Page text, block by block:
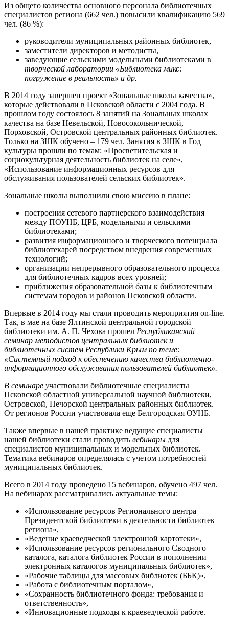
Из общего количества основного персонала библиотечных
специалистов региона (662 чел.) повысили квалификацию 569
чел. (86 %):
руководители муниципальных районных библиотек,
заместители директоров и методисты,
заведующие сельскими модельными библиотеками в
творческой лаборатории «Библиотека микс:
погружение в реальность» и др.
В 2014 году завершен проект «Зональные школы качества»,
которые действовали в Псковской области с 2004 года. В
прошлом году состоялось 8 занятий на Зональных школах
качества на базе Невельской, Новосокольнической,
Порховской, Островской центральных районных библиотек.
Только на ЗШК обучено – 179 чел. Занятия в ЗШК в Год
культуры прошли по темам: «Просветительская и
социокультурная деятельность библиотек на селе»,
«Использование информационных ресурсов для
обслуживания пользователей сельских библиотек».
Зональные школы выполнили свою миссию в плане:
построения сетевого партнерского взаимодействия
между ПОУНБ, ЦРБ, модельными и сельскими
библиотеками;
развития информационного и творческого потенциала
библиотекарей посредством внедрения современных
технологий;
организации непрерывного образовательного процесса
для библиотечных кадров всех уровней;
приближения образовательной базы к библиотечным
системам городов и районов Псковской области.
Впервые в 2014 году мы стали проводить мероприятия on-line.
Так, в мае на базе Ялтинской центральной городской
библиотеки им. А. П. Чехова прошел Республиканский
семинар методистов центральных библиотек и
библиотечных систем Республики Крым по теме:
«Системный подход к обеспечению качества библиотечно-
информационного обслуживания пользователей библиотек».
В семинаре участвовали библиотечные специалисты
Псковской областной универсальной научной библиотеки,
Островской, Печорской центральных районных библиотек.
От регионов России участвовала еще Белгородская ОУНБ.
Также впервые в нашей практике ведущие специалисты
нашей библиотеки стали проводить вебинары для
специалистов муниципальных и модельных библиотек.
Тематика вебинаров определялась с учетом потребностей
муниципальных библиотек.
Всего в 2014 году проведено 15 вебинаров, обучено 497 чел.
На вебинарах рассматривались актуальные темы:
«Использование ресурсов Регионального центра
Президентской библиотеки в деятельности библиотек
региона»,
«Ведение краеведческой электронной картотеки»,
«Использование ресурсов регионального Сводного
каталога, каталога библиотек России в пополнении
электронных каталогов муниципальных библиотек»,
«Рабочие таблицы для массовых библиотек (ББК)»,
«Работа с библиотечным порталом»,
«Сохранность библиотечного фонда: требования и
ответственность»,
«Инновационные подходы к краеведческой работе.